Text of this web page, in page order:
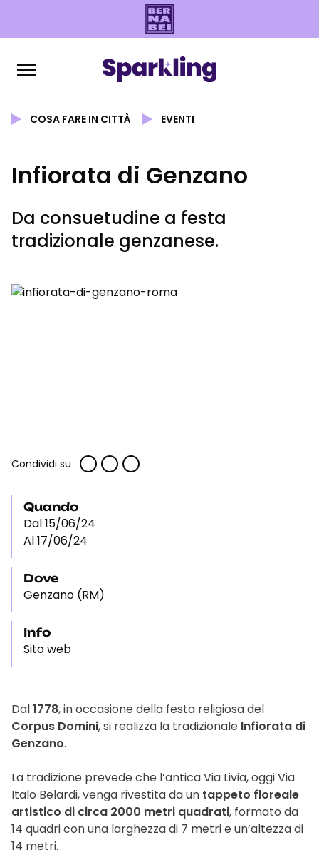
COSA FARE IN CITTÀ EVENTI
Infiorata di Genzano
Da consuetudine a festa
tradizionale genzanese.
Condividi su
Quando
Dal 15/06/24
Al 17/06/24
Dove
Genzano (RM)
Info
Sito web
Dal1778, in occasione della festa religiosa del
Corpus Domini, si realizza la tradizionale Infiorata di
Genzano.
La tradizione prevede che l’antica Via Livia, oggi Via
Italo Belardi, venga rivestita da un tappeto floreale
artistico di circa 2000 metri quadrati, formato da
14 quadri con una larghezza di 7 metri e un’altezza di
14 metri.